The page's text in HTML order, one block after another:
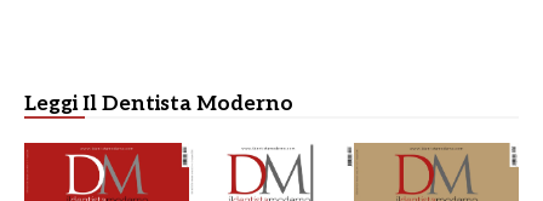
Leggi Il Dentista Moderno